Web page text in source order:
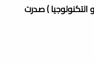
) صدرت